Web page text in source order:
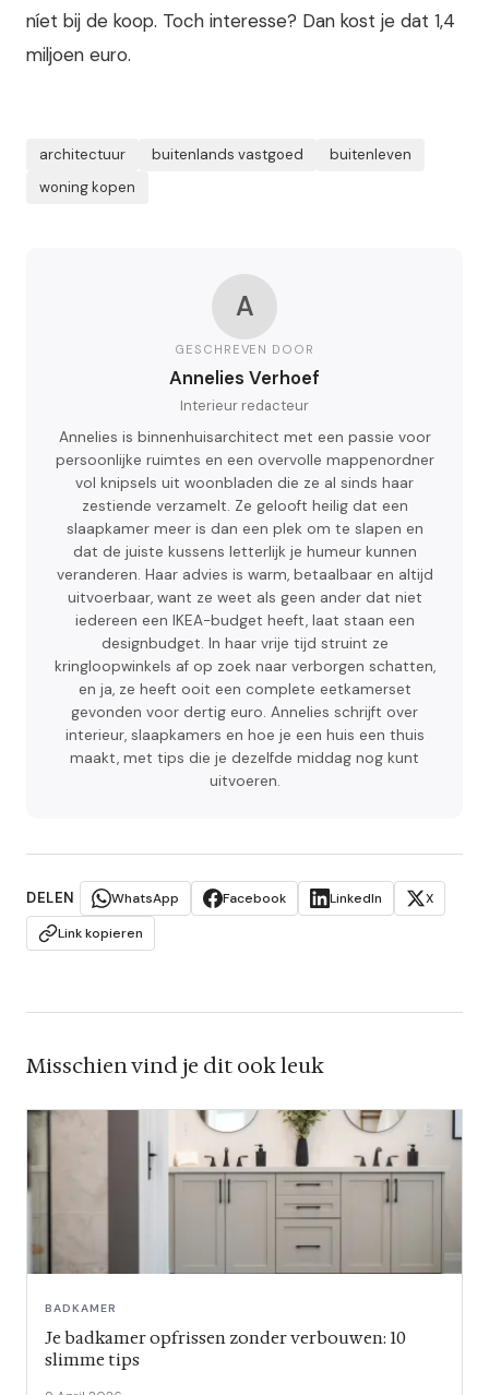
níet bij de koop. Toch interesse? Dan kost je dat 1,4
miljoen euro.
architectuur buitenlands vastgoed
buitenleven
woning kopen
A
GESCHREVEN DOOR
Annelies Verhoef
Interieur redacteur
Annelies is binnenhuisarchitect met een passie voor
persoonlijke ruimtes en een overvolle mappenordner
vol knipsels uit woonbladen die ze al sinds haar
zestiende verzamelt. Ze gelooft heilig dat een
slaapkamer meer is dan een plek om te slapen en
dat de juiste kussens letterlijk je humeur kunnen
veranderen. Haar advies is warm, betaalbaar en altijd
uitvoerbaar, want ze weet als geen ander dat niet
iedereen een IKEA-budget heeft, laat staan een
designbudget. In haar vrije tijd struint ze
kringloopwinkels af op zoek naar verborgen schatten,
en ja, ze heeft ooit een complete eetkamerset
gevonden voor dertig euro. Annelies schrijft over
interieur, slaapkamers en hoe je een huis een thuis
maakt, met tips die je dezelfde middag nog kunt
uitvoeren.
DELEN WhatsApp Facebook LinkedIn
X
Link kopieren
Misschien vind je dit ook leuk
BADKAMER
Je badkamer opfrissen zonder verbouwen: 10
slimme tips